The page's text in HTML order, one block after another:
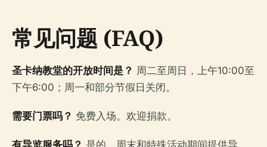
常见问题 (FAQ)
圣卡纳教堂的开放时间是？ 周二至周日，上午10:00至
下午6:00；周一和部分节假日关闭。
需要门票吗？ 免费入场。欢迎捐款。
有导览服务吗？ 是的，周末和特殊活动期间提供导